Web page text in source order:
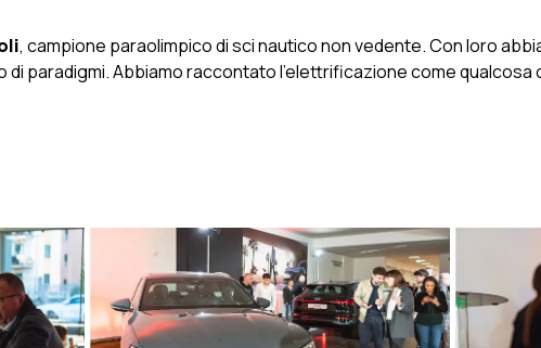
, campione paraolimpico di sci nautico non vedente. Con loro
paradigmi. Abbiamo raccontato l’elettrificazione come